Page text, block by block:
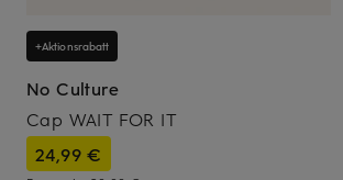
+Aktionsrabatt
No Culture
Cap WAIT FOR IT
24,99 €